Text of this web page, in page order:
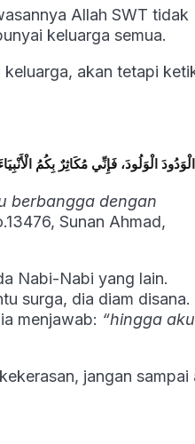
Allah SWT tidak
keluarga semua.
akan tetapi
الْوَلُودَ، فَإِنِّي مُكَاثِرٌ بِكُمُ
berbangga dengan
Sunan Ahmad,
Nabi-Nabi yang lain.
surga, dia diam disana.
menjawab: “hingga aku
jangan sampai